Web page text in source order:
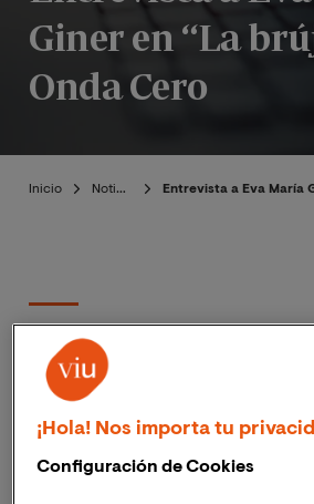
Giner en “La
Onda Cero
Inicio Noticias Entrevista a Eva María
Publicado:
La semana pasada el programa“La
Internacional de Valencia,Eva
¡Hola! Nos importa tu
Configuración de Cookies